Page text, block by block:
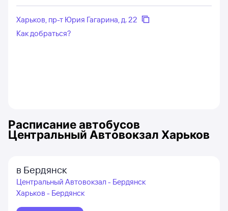
Харьков, пр-т Юрия Гагарина, д. 22
Как добраться?
Расписание автобусов
Центральный Автовокзал Харьков
в Бердянск
Центральный Автовокзал - Бердянск
Харьков - Бердянск